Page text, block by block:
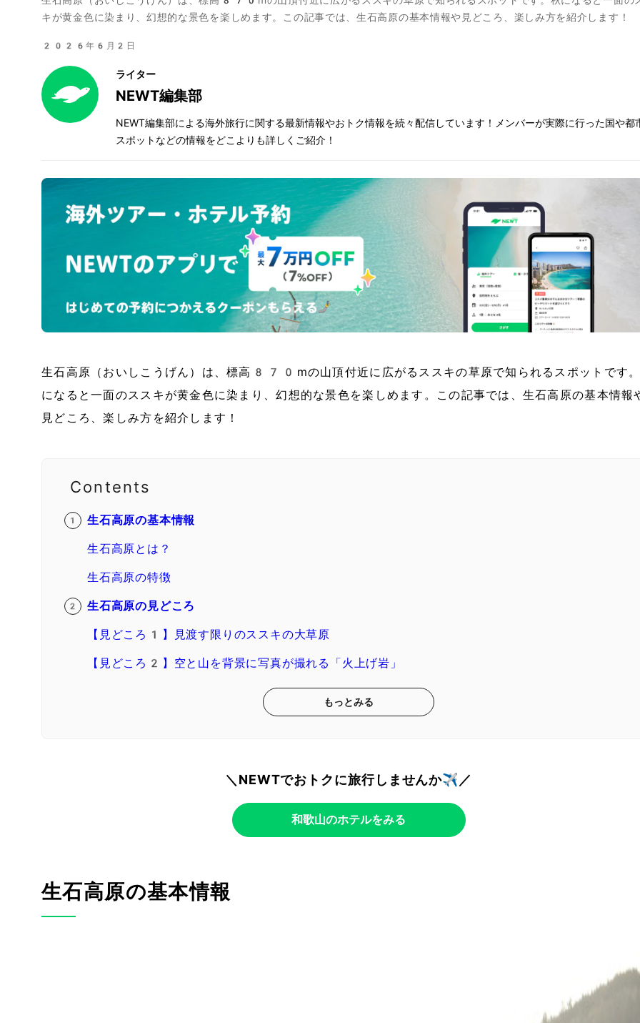
キが黄金色に染まり、幻想的な景色を楽しめます。この記事では、生石高原の基本情報や見どころ、楽しみ方を紹介します！
2026年6月2日
ライター
NEWT編集部
NEWT編集部による海外旅行に関する最新情報やおトク情報を続々配信しています！メンバーが実際に行った国や都
スポットなどの情報をどこよりも詳しくご紹介！
生石高原（おいしこうげん）は、標高870mの山頂付近に広がるススキの草原で知られるスポットです
になると一面のススキが黄金色に染まり、幻想的な景色を楽しめます。この記事では、生石高原の基本情報
見どころ、楽しみ方を紹介します！
Contents
生石高原の基本情報
生石高原とは？
生石高原の特徴
生石高原の見どころ
【見どころ1】見渡す限りのススキの大草原
【見どころ2】空と山を背景に写真が撮れる「火上げ岩」
もっとみる
＼NEWTでおトクに旅行しませんか✈️／
和歌山のホテルをみる
生石高原の基本情報